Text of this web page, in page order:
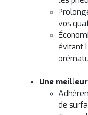
vos
évitant
Une
de